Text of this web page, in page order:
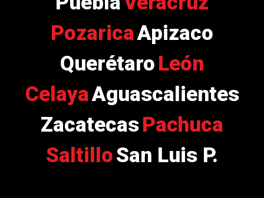
PozaricaApizaco
QuerétaroLeón
CelayaAguascalientes
ZacatecasPachuca
SaltilloSan Luis P.